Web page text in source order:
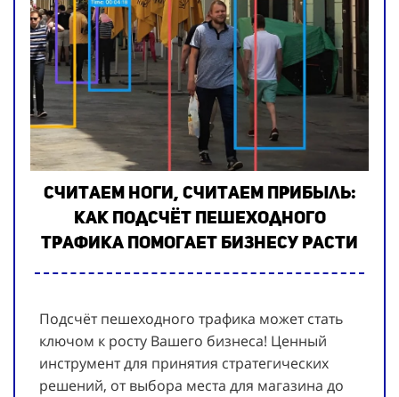
Считаем ноги, считаем прибыль:
как подсчёт пешеходного
трафика помогает бизнесу расти
Подсчёт пешеходного трафика может стать
ключом к росту Вашего бизнеса! Ценный
инструмент для принятия стратегических
решений, от выбора места для магазина до